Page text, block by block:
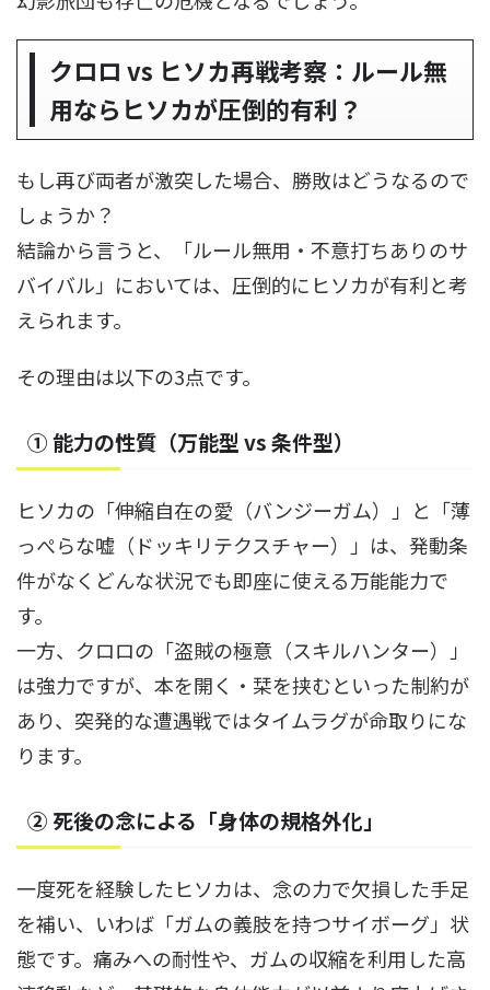
クロロ vs ヒソカ再戦考察：ルール無
用ならヒソカが圧倒的有利？
もし再び両者が激突した場合、勝敗はどうなるので
しょうか？
結論から言うと、「ルール無用・不意打ちありのサ
バイバル」においては、圧倒的にヒソカが有利と考
えられます。
その理由は以下の3点です。
① 能力の性質（万能型 vs 条件型）
ヒソカの「伸縮自在の愛（バンジーガム）」と「薄
っぺらな嘘（ドッキリテクスチャー）」は、発動条
件がなくどんな状況でも即座に使える万能能力で
す。
一方、クロロの「盗賊の極意（スキルハンター）」
は強力ですが、本を開く・栞を挟むといった制約が
あり、突発的な遭遇戦ではタイムラグが命取りにな
ります。
② 死後の念による「身体の規格外化」
一度死を経験したヒソカは、念の力で欠損した手足
を補い、いわば「ガムの義肢を持つサイボーグ」状
態です。痛みへの耐性や、ガムの収縮を利用した高